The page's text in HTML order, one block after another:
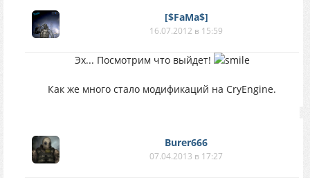
[$FaMa$]
16.07.2012 в 15:59
Эх... Посмотрим что выйдет!
Как же много стало модификаций на CryEngine.
Burer666
07.04.2013 в 17:27